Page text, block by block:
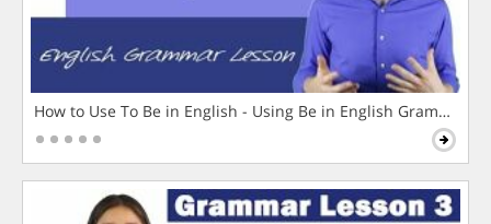
How to Use To Be in English - Using Be in English Grammar